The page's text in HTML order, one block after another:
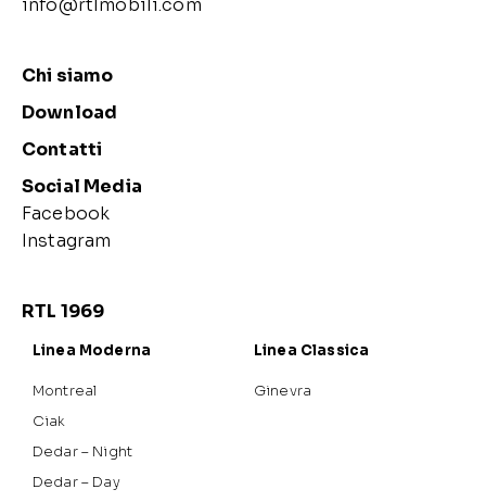
info@rtlmobili.com
Chi siamo
Download
Contatti
Social Media
Facebook
Instagram
RTL 1969
Linea Moderna
Montreal
Ciak
Dedar – Night
Dedar – Day
Linea Classica
Ginevra